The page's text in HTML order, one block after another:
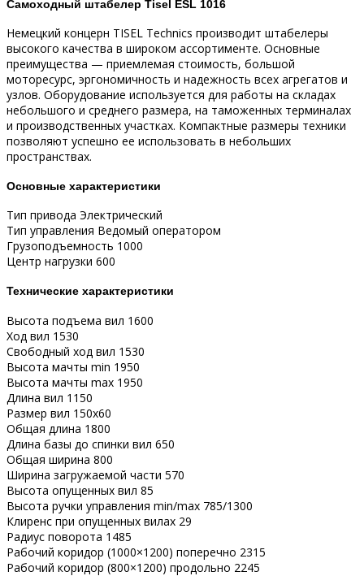
Самоходный штабелер Tisel ESL 1016
Немецкий концерн TISEL Technics производит штабелеры
высокого качества в широком ассортименте. Основные
преимущества — приемлемая стоимость, большой
моторесурс, эргономичность и надежность всех агрегатов и
узлов. Оборудование используется для работы на складах
небольшого и среднего размера, на таможенных терминалах
и производственных участках. Компактные размеры техники
позволяют успешно ее использовать в небольших
пространствах.
Основные характеристики
Тип привода Электрический
Тип управления Ведомый оператором
Грузоподъемность 1000
Центр нагрузки 600
Технические характеристики
Высота подъема вил 1600
Ход вил 1530
Свободный ход вил 1530
Высота мачты min 1950
Высота мачты max 1950
Длина вил 1150
Размер вил 150х60
Общая длина 1800
Длина базы до спинки вил 650
Общая ширина 800
Ширина загружаемой части 570
Высота опущенных вил 85
Высота ручки управления min/max 785/1300
Клиренс при опущенных вилах 29
Радиус поворота 1485
Рабочий коридор (1000×1200) поперечно 2315
Рабочий коридор (800×1200) продольно 2245